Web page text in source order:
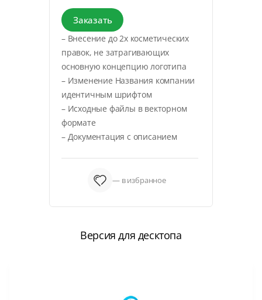
Заказать
– Внесение до 2х косметических
правок, не затрагивающих
основную концепцию логотипа
– Изменение Названия компании
идентичным шрифтом
– Исходные файлы в векторном
формате
– Документация с описанием
— в избранное
Версия для десктопа